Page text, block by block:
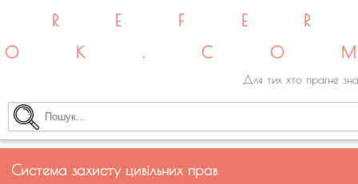
Для тих хто прагне
Система захисту цивільних прав